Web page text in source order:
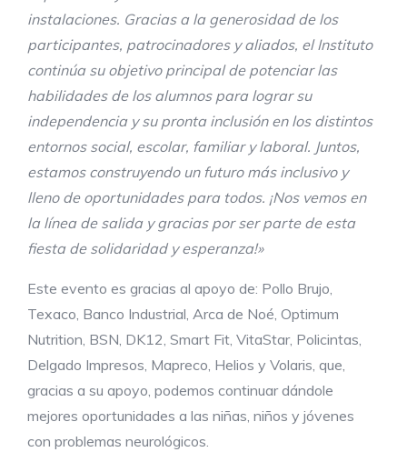
instalaciones. Gracias a la generosidad de los
participantes, patrocinadores y aliados, el Instituto
continúa su objetivo principal de potenciar las
habilidades de los alumnos para lograr su
independencia y su pronta inclusión en los distintos
entornos social, escolar, familiar y laboral. Juntos,
estamos construyendo un futuro más inclusivo y
lleno de oportunidades para todos. ¡Nos vemos en
la línea de salida y gracias por ser parte de esta
fiesta de solidaridad y esperanza!»
Este evento es gracias al apoyo de: Pollo Brujo,
Texaco, Banco Industrial, Arca de Noé, Optimum
Nutrition, BSN, DK12, Smart Fit, VitaStar, Policintas,
Delgado Impresos, Mapreco, Helios y Volaris, que,
gracias a su apoyo, podemos continuar dándole
mejores oportunidades a las niñas, niños y jóvenes
con problemas neurológicos.